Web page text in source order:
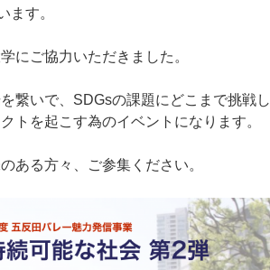
ます。
にご協力いただきました。
繋いで、SDGsの課題にどこまで挑戦し
トを起こす為のイベントになります。
ある方々、ご参集ください。